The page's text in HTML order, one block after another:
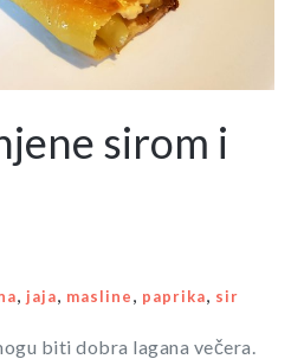
sirom i
jaja masline paprika sir
biti dobra lagana večera.